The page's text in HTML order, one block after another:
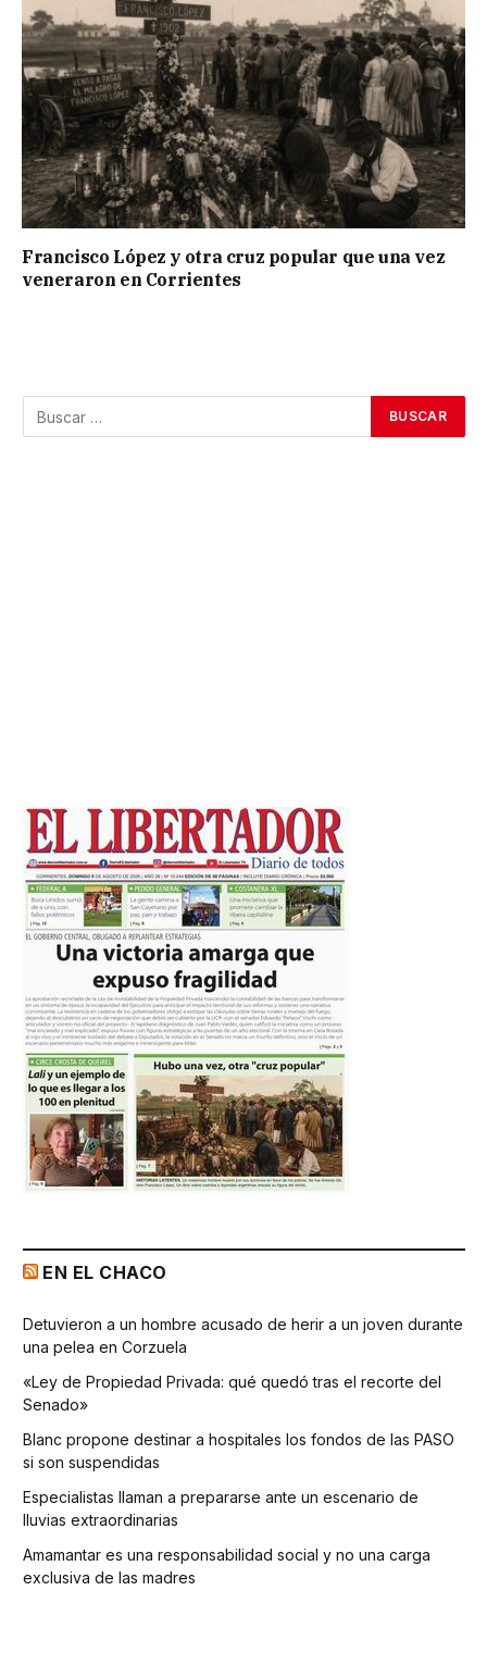
Francisco López y otra cruz popular que una vez
veneraron en Corrientes
EN EL CHACO
Detuvieron a un hombre acusado de herir a un joven durante
una pelea en Corzuela
«Ley de Propiedad Privada: qué quedó tras el recorte del
Senado»
Blanc propone destinar a hospitales los fondos de las PASO
si son suspendidas
Especialistas llaman a prepararse ante un escenario de
lluvias extraordinarias
Amamantar es una responsabilidad social y no una carga
exclusiva de las madres